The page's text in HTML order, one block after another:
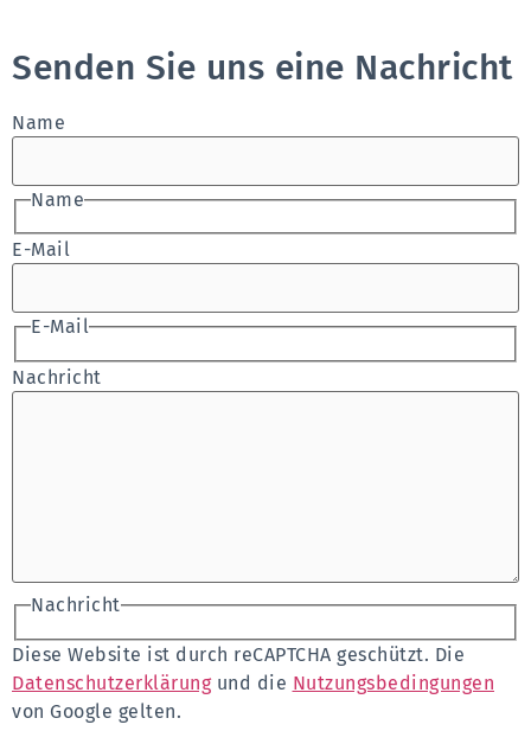
Senden Sie uns eine Nachricht
Name
Name
E-Mail
E-Mail
Nachricht
Nachricht
Diese Website ist durch reCAPTCHA geschützt. Die
Datenschutzerklärungund die Nutzungsbedingungen
von Google gelten.